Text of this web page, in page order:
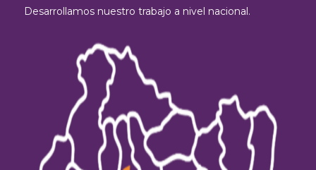
Desarrollamos nuestro trabajo a nivel nacional.